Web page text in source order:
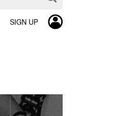
SIGN UP